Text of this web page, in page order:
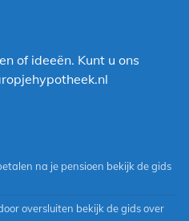
of ideeën. Kunt u ons
na je pensioen bekijk de gids
oversluiten bekijk de gids over